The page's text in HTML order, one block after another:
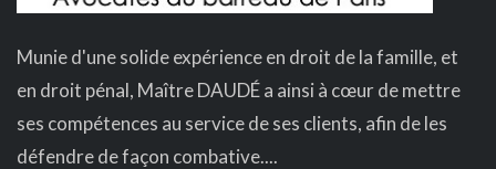
Munie d'une solide expérience en droit de la famille, et
en droit pénal, Maître DAUDÉ a ainsi à cœur de mettre
ses compétences au service de ses clients, afin de les
défendre de façon combative....